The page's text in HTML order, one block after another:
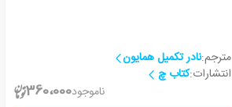
مترجم:نادر تکمیل همایون
انتشارات:کتاب چ
ناموجود360،000